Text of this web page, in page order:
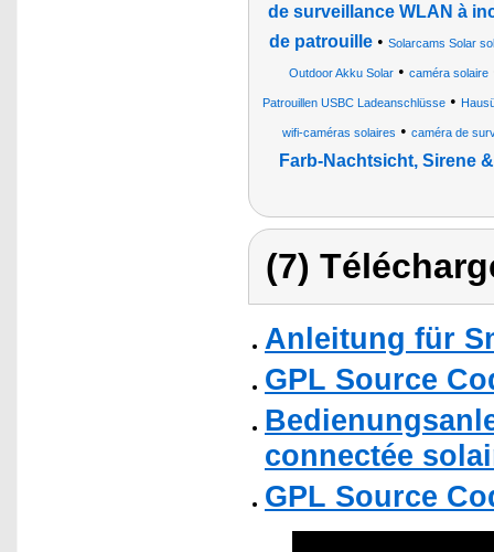
de surveillance WLAN à
de patrouille• Solarcams Solar
Outdoor Akku Solar • caméra solaire
Patrouillen USBC Ladeanschlüsse•
wifi-caméras solaires • caméra de
Farb-Nachtsicht, Sirene
(7)
Anleitung für
GPL Source
connectée
GPL Source